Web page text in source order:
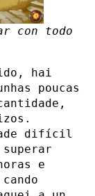
con todo
hai
poucas
difícil
e